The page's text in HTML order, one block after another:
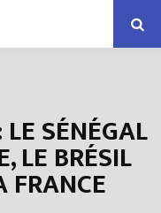
SÉNÉGAL
LE BRÉSIL
FRANCE